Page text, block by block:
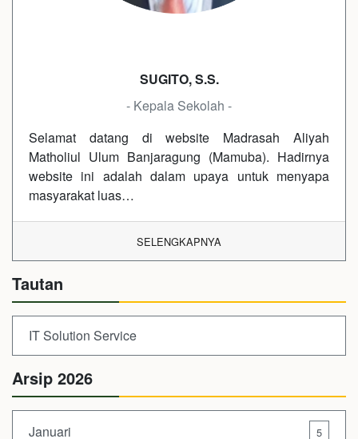
SUGITO, S.S.
- Kepala Sekolah -
Selamat datang di website Madrasah Aliyah
Matholiul Ulum Banjaragung (Mamuba). Hadirnya
website ini adalah dalam upaya untuk menyapa
masyarakat luas…
SELENGKAPNYA
Tautan
IT Solution Service
Arsip 2026
Januari 5